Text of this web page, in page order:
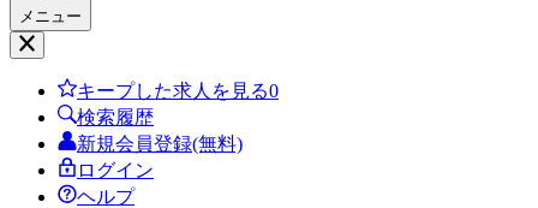
メニュー
キープした求人を見る0
検索履歴
新規会員登録(無料)
ログイン
ヘルプ